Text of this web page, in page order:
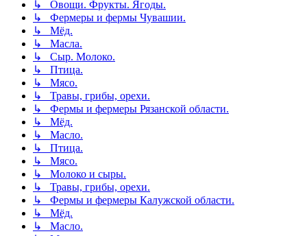
↳ Овощи. Фрукты. Ягоды.
↳ Фермеры и фермы Чувашии.
↳ Мёд.
↳ Масла.
↳ Сыр. Молоко.
↳ Птица.
↳ Мясо.
↳ Травы, грибы, орехи.
↳ Фермы и фермеры Рязанской области.
↳ Мёд.
↳ Масло.
↳ Птица.
↳ Мясо.
↳ Молоко и сыры.
↳ Травы, грибы, орехи.
↳ Фермы и фермеры Калужской области.
↳ Мёд.
↳ Масло.